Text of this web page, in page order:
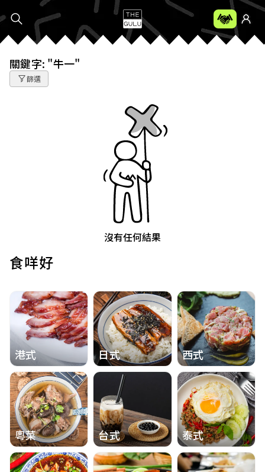
關鍵字: "牛一"
篩選
沒有任何結果
食咩好
港式 日式 西式
粵菜 台式 泰式